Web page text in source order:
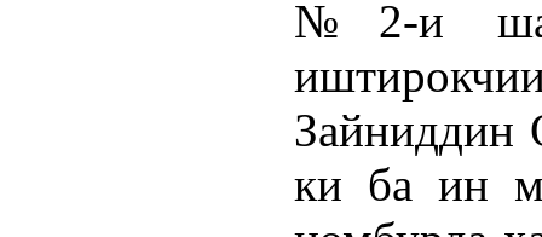
№2-и
Зайниддин
ки ба ин